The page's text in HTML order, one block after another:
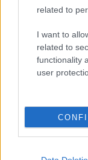
related to
I want to
related to
functionality
user